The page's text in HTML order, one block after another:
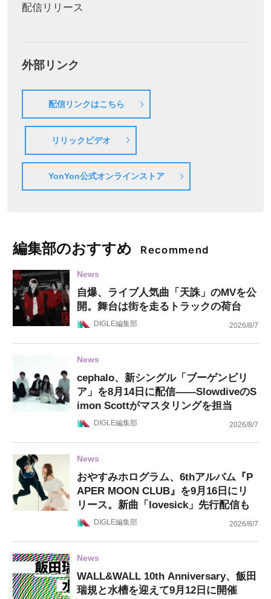
配信リリース
外部リンク
配信リンクはこちら
リリックビデオ
YonYon公式オンラインストア
編集部のおすすめ Recommend
News
自爆、ライブ人気曲「天誅」のMVを公
開。舞台は街を走るトラックの荷台
DIGLE編集部 2026/8/7
News
cephalo、新シングル「ブーゲンビリ
ア」を8月14日に配信——SlowdiveのS
imon Scottがマスタリングを担当
DIGLE編集部 2026/8/7
News
おやすみホログラム、6thアルバム『P
APER MOON CLUB』を9月16日にリ
リース。新曲「lovesick」先行配信も
DIGLE編集部 2026/8/7
News
WALL&WALL 10th Anniversary、飯田
瑞規と水槽を迎えて9月12日に開催